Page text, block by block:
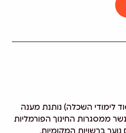
לימודי השכלה) נותנת מענה
ממסגרות החינוך הפורמליות
ברשויות המקומיות.